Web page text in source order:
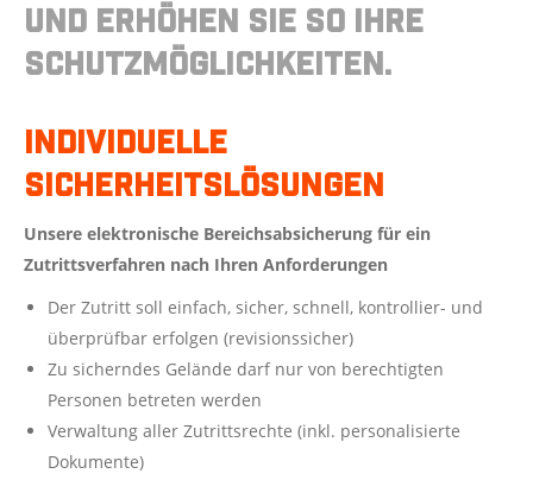
und erhöhen Sie so Ihre
Schutzmöglichkeiten.
Individuelle
Sicherheitslösungen
Unsere elektronische Bereichsabsicherung für ein
Zutrittsverfahren nach Ihren Anforderungen
Der Zutritt soll einfach, sicher, schnell, kontrollier- und
überprüfbar erfolgen (revisionssicher)
Zu sicherndes Gelände darf nur von berechtigten
Personen betreten werden
Verwaltung aller Zutrittsrechte (inkl. personalisierte
Dokumente)